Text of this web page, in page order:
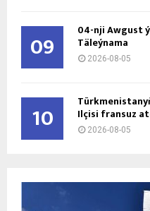
09 04-nji Awgust
Täleýnama
2026-08-05
10 Ilçisi fransuz
2026-08-05